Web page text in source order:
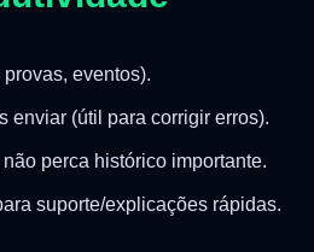
eventos).
enviar (útil para corrigir erros).
perca histórico importante.
suporte/explicações rápidas.